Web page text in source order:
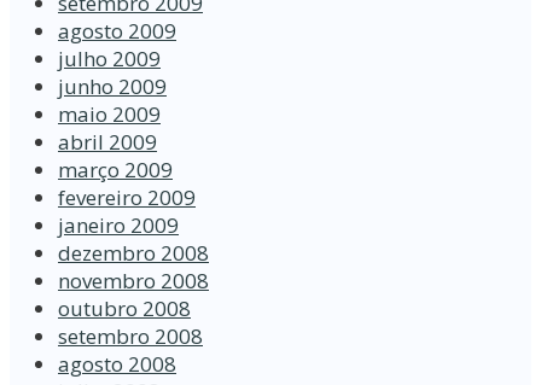
agosto 2009
julho 2009
junho 2009
maio 2009
abril 2009
março 2009
fevereiro 2009
janeiro 2009
dezembro 2008
novembro 2008
outubro 2008
setembro 2008
agosto 2008